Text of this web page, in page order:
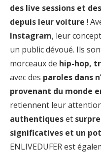
des live sessions et
depuis leur voiture !
Instagram, leur
un public dévoué. Ils
morceaux de hip-hop,
avec des paroles dans
provenant du monde
retiennent leur
authentiqueset
significatives et un
ENLIVEDUFER est